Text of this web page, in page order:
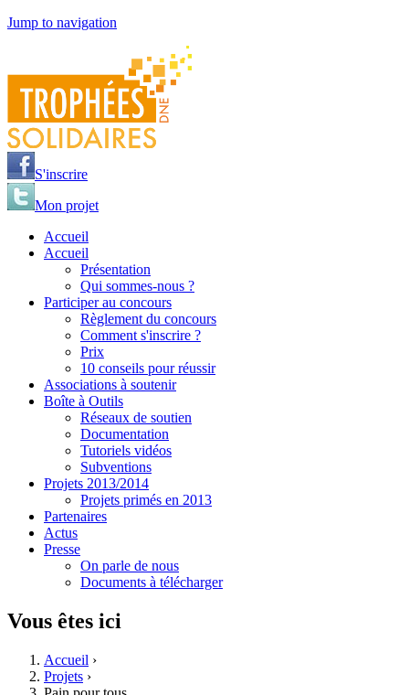
Jump to navigation
S'inscrire
Mon projet
Accueil
Accueil
Présentation
Qui sommes-nous ?
Participer au concours
Règlement du concours
Comment s'inscrire ?
Prix
10 conseils pour réussir
Associations à soutenir
Boîte à Outils
Réseaux de soutien
Documentation
Tutoriels vidéos
Subventions
Projets 2013/2014
Projets primés en 2013
Partenaires
Actus
Presse
On parle de nous
Documents à télécharger
Vous êtes ici
Accueil ›
Projets ›